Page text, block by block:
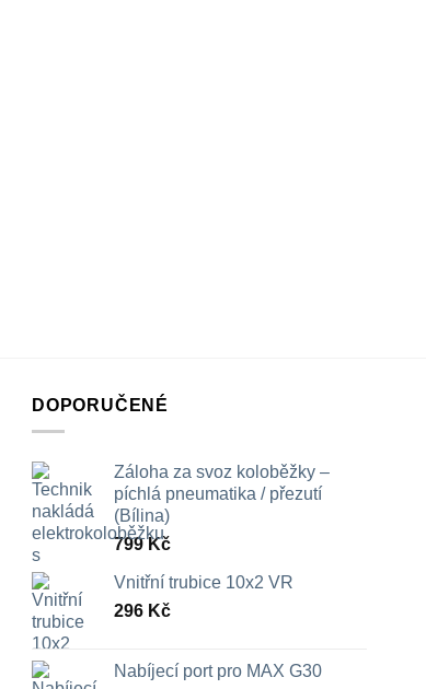
DOPORUČENÉ
Záloha za svoz koloběžky –
píchlá pneumatika / přezutí
(Bílina)
799Kč
Vnitřní trubice 10x2 VR
296 Kč
Nabíjecí port pro MAX G30